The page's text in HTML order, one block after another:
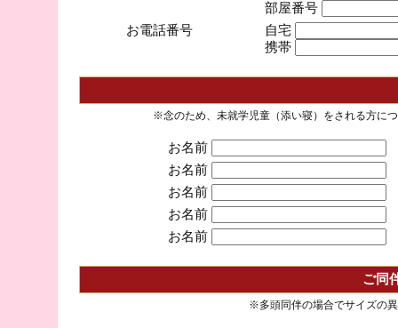
部屋番号
お電話番号
自宅
携帯
※念のため、未就学児童（添い寝）をされる方に
お名前
お名前
お名前
お名前
お名前
ご同
※多頭同伴の場合でサイズの